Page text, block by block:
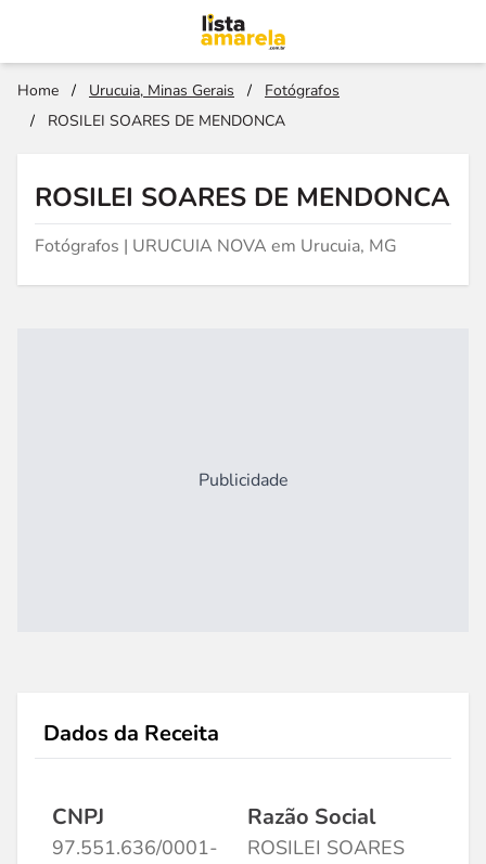
Home / Urucuia, Minas Gerais /
Fotógrafos
/
ROSILEI SOARES DE MENDONCA
ROSILEI SOARES DE MENDONCA
Fotógrafos | URUCUIA NOVA em Urucuia, MG
Publicidade
Dados da Receita
CNPJ
97.551.636/0001-
Razão Social
ROSILEI SOARES